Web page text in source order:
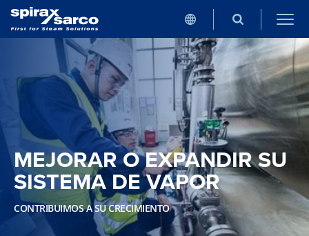
MEJORAR O EXPANDIR SU
SISTEMA DE VAPOR
CONTRIBUIMOS A SU CRECIMIENTO